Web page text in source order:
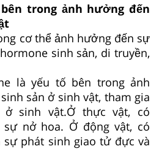
trong ảnh hưởng đến
cơ thể ảnh hưởng đến sự
sinh sản, di truyền,
là yếu tố bên trong ảnh
sản ở sinh vật, tham gia
ở sinh vật.Ở thực vật, có
nở hoa. Ở động vật, có
phát sinh giao tử đực và